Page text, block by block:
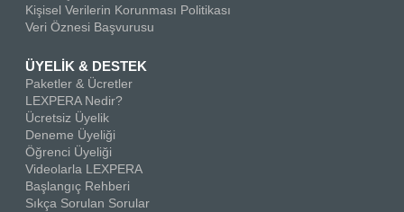
Kişisel Verilerin Korunması Politikası
Veri Öznesi Başvurusu
ÜYELİK & DESTEK
Paketler & Ücretler
LEXPERA Nedir?
Ücretsiz Üyelik
Deneme Üyeliği
Öğrenci Üyeliği
Videolarla LEXPERA
Başlangıç Rehberi
Sıkça Sorulan Sorular